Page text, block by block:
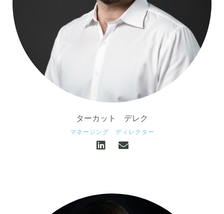
ターカット デレク
マネージング ディレクター